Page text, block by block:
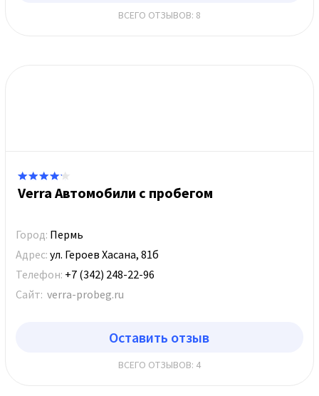
ВСЕГО ОТЗЫВОВ: 8
Verra Автомобили с пробегом
Город: Пермь
Адрес: ул. Героев Хасана, 81б
Телефон: +7 (342) 248-22-96
Сайт: verra-probeg.ru
Оставить отзыв
ВСЕГО ОТЗЫВОВ: 4